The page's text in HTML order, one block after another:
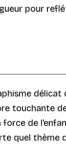
pour
délicat
touchante
de
quel thème